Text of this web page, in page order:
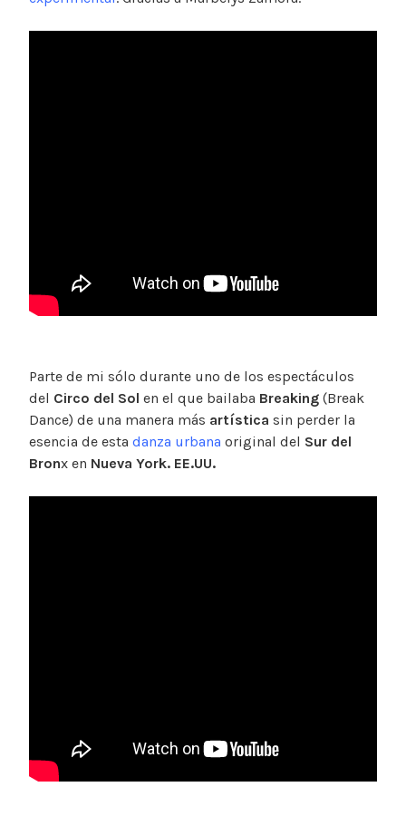
Parte de mi sólo durante uno de los espectáculos
del Circo del Sol en el que bailaba Breaking (Break
Dance) de una manera más artística sin perder la
esencia de esta danza urbana original del Sur del
Bronx en Nueva York. EE.UU.